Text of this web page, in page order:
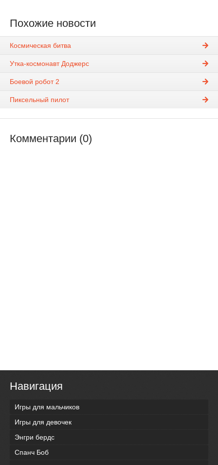
Похожие новости
Космическая битва
Утка-космонавт Доджерс
Боевой робот 2
Пиксельный пилот
Комментарии (0)
Навигация
Игры для мальчиков
Игры для девочек
Энгри бердс
Спанч Боб